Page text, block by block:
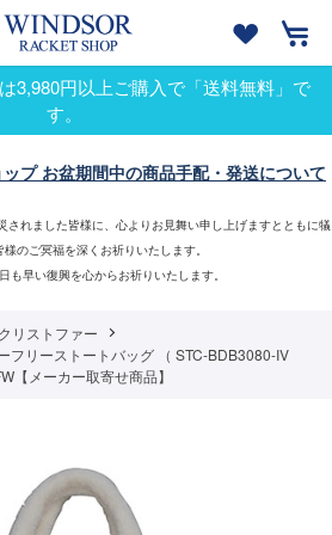
3,980円以上ご購入で「送料無料」で
す。
ップ お盆期間中の商品手配・発送について
されました皆様に、心よりお見舞い申し上げますとともに犠
のご冥福を深くお祈りいたします。
も早い復興を心からお祈りいたします。
リストファー
フリーストートバッグ （ STC-BDB3080-IV
【メーカー取寄せ商品】